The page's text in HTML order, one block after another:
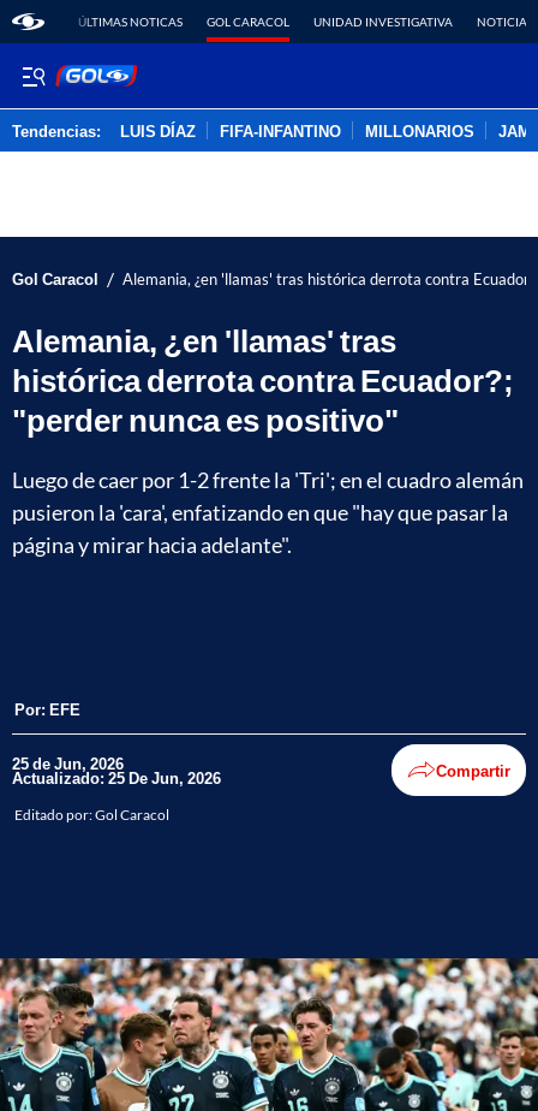
ÚLTIMAS NOTICAS GOL CARACOL UNIDAD INVESTIGATIVA NOTICIAS
Tendencias: LUIS DÍAZ FIFA-INFANTINO MILLONARIOS
Gol Caracol / Alemania, ¿en 'llamas' tras histórica derrota contra
Alemania, ¿en 'llamas' tras
histórica derrota contra Ecuador?;
"perder nunca es positivo"
Luego de caer por 1-2 frente la 'Tri'; en el cuadro alemán
pusieron la 'cara', enfatizando en que "hay que pasar la
página y mirar hacia adelante".
Por: EFE
25 de Jun, 2026
Actualizado: 25 De Jun, 2026 Compartir
Editado por:Gol Caracol